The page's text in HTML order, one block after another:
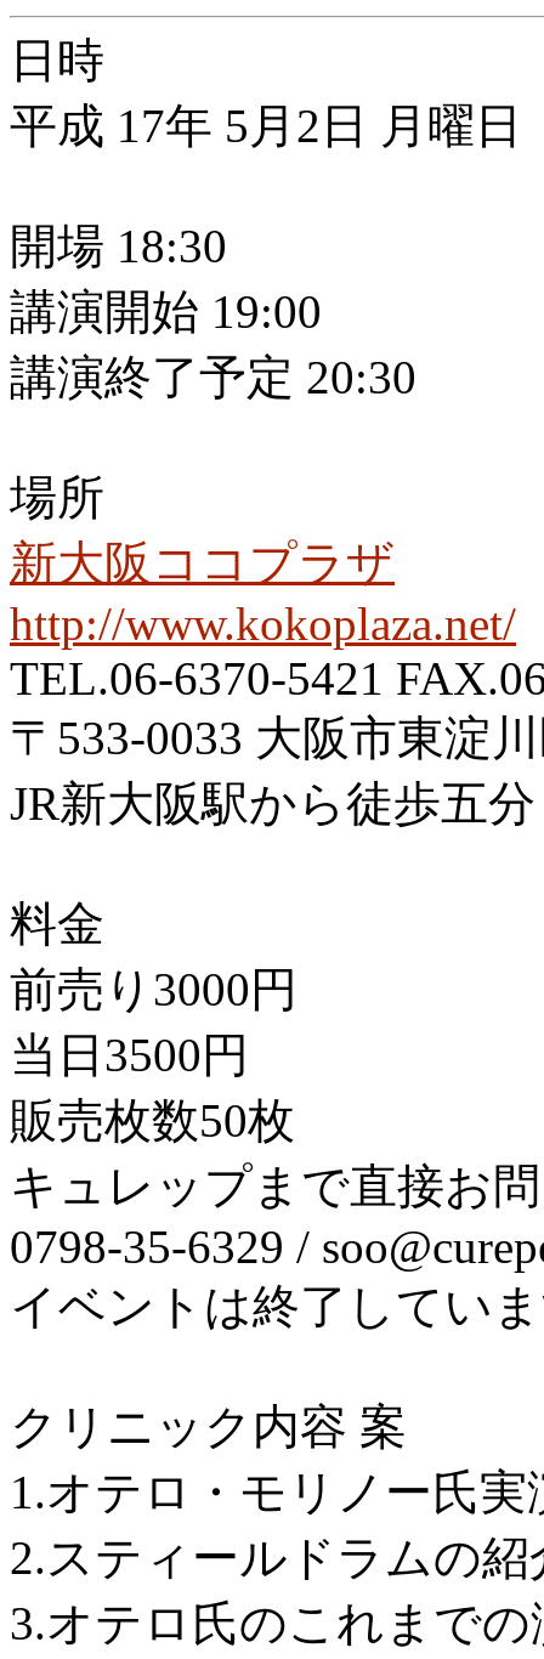
日時
平成 17年 5月2日 月曜日
開場 18:30
講演開始 19:00
講演終了予定 20:30
場所
新大阪ココプラザ
http://www.kokoplaza.net/
TEL.06-6370-5421
〒533-0033 大阪市東淀
JR新大阪駅から徒歩五分
料金
前売り3000円
当日3500円
販売枚数50枚
キュレップまで直接お
0798-35-6329 /
イベントは終了してい
クリニック内容 案
1.オテロ・モリノー氏実
2.スティールドラムの紹
3.オテロ氏のこれまでの